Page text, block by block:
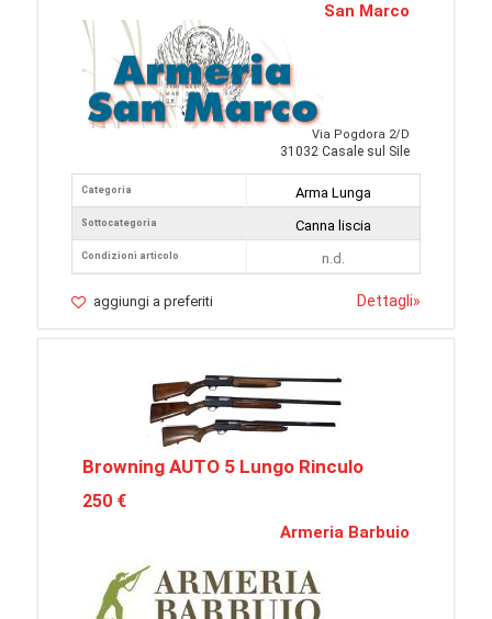
San Marco
Via Pogdora 2/D
31032 Casale sul Sile
Categoria
Sottocategoria
Condizioni articolo
Arma Lunga
Canna liscia
n.d.
aggiungi a preferiti Dettagli»
Browning AUTO 5 Lungo Rinculo
250 €
Armeria Barbuio